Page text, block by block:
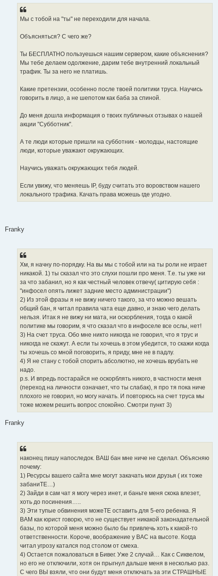
Мы с тобой на "ты" не переходили для начала.
Объясняться? С чего же?
Ты БЕСПЛАТНО пользуешься нашим сервером, какие объяснения?
Мы тебе делаем одолжение, дарим тебе внутренний локальный
трафик. Ты за него не платишь.
Какие претензии, особенно после твоей политики труса. Научись
говорить в лицо, а не шепотом как баба за спиной.
До меня дошла информация о твоих публичных отзывах о нашей
акции "Субботник".
А те люди которые пришли на субботник - молодцы, настоящие
люди, которые уважают окружающих.
Научись уважать окружающих тебя людей.
Если увижу, что меняешь IP, буду считать это воровством нашего
локального трафика. Качать права можешь где угодно.
Franky
Хм, я начну по-порядку. На вы мы с тобой или на ты роли не играет
никакой. 1) ты сказал что это слухи пошли про меня. Т.е. ты уже ни
за что забанил, но я как честный человек отвечу( цитирую себя :
"инфосел опять лижет задние место администрации")
2) Из этой фразы я не вижу ничего такого, за что можно вешать
общий бан, я читал правила чата еще давно, и знаю чего делать
нельзя. Итак я не вижу ни мата, ни оскорбления, тогда о какой
политике мы говорим, я что сказал что в инфоселе все ослы, нет!
3) На счет труса. Обо мне никто никогда не говорил, что я трус и
никогда не скажут. А если ты хочешь в этом убедится, то скажи когда
ты хочешь со мной поговорить, я приду, мне не в падлу.
4) Я не стану с тобой спорить абсолютно, не хочешь врубать не
надо.
p.s. И впредь постарайся не оскорблять никого, в частности меня
(переход на личности означает, что ты слабак), я про тя пока ниче
плохого не говорил, но могу начать. И повторюсь на счет труса мы
тоже можем решить вопрос спокойно. Смотри пункт 3)
Franky
наконец пишу напоследок. ВАШ бан мне ниче не сделал. Объясняю
почему:
1) Ресурсы вашего сайта мне могут закачать мои друзья ( их тоже
забаниТЕ…)
2) Зайди в сам чат я могу через инет, и баньте меня скока влезет,
хоть до посинения…..
3) Эти тупые обвинения можеТЕ оставить для 5-его ребенка. Я
ВАМ как юрист говорю, что не существует никакой законадательной
базы, по которой меня можно было бы привлечь хоть к какой-то
ответственности. Короче, воображение у ВАС на высоте. Когда
читал угрозу катался под столом от смеха.
4) Остается пожаловаться в Бивег. Уже 2 случай… Как с Сиквелом,
но его не отключили, хотя он прыгнул дальше меня в несколько раз.
С чего ВЫ взяли, что они будут меня отключать за эти СТРАШНЫЕ